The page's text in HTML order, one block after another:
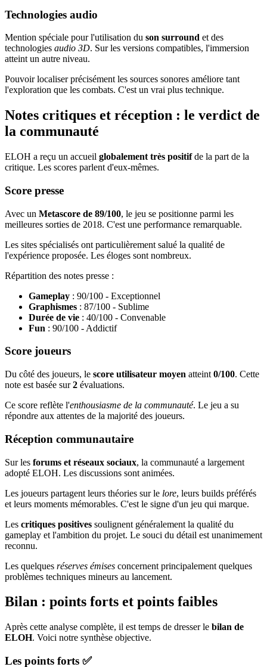
Technologies audio
Mention spéciale pour l'utilisation du son surround et des
technologies audio 3D. Sur les versions compatibles, l'immersion
atteint un autre niveau.
Pouvoir localiser précisément les sources sonores améliore tant
l'exploration que les combats. C'est un vrai plus technique.
Notes critiques et réception : le verdict de
la communauté
ELOH a reçu un accueil globalement très positifde la part de la
critique. Les scores parlent d'eux-mêmes.
Score presse
Avec un Metascore de 89/100, le jeu se positionne parmi les
meilleures sorties de 2018. C'est une performance remarquable.
Les sites spécialisés ont particulièrement salué la qualité de
l'expérience proposée. Les éloges sont nombreux.
Répartition des notes presse :
Gameplay : 90/100 - Exceptionnel
Graphismes : 87/100 - Sublime
Durée de vie : 40/100 - Convenable
Fun : 90/100 - Addictif
Score joueurs
Du côté des joueurs, le score utilisateur moyen atteint 0/100. Cette
note est basée sur2 évaluations.
Ce score reflète l'enthousiasme de la communauté. Le jeu a su
répondre aux attentes de la majorité des joueurs.
Réception communautaire
Sur les forums et réseaux sociaux, la communauté a largement
adopté ELOH. Les discussions sont animées.
Les joueurs partagent leurs théories sur le lore, leurs builds préférés
et leurs moments mémorables. C'est le signe d'un jeu qui marque.
Les critiques positives soulignent généralement la qualité du
gameplay et l'ambition du projet. Le souci du détail est unanimement
reconnu.
Les quelques réserves émises concernent principalement quelques
problèmes techniques mineurs au lancement.
Bilan : points forts et points faibles
Après cette analyse complète, il est temps de dresser le bilan de
ELOH. Voici notre synthèse objective.
Les points forts ✅